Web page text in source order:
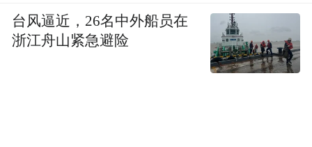
台风逼近，26名中外船员在
浙江舟山紧急避险